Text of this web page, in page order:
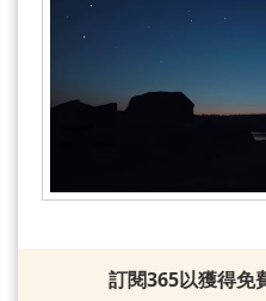
訂閱365以獲得免